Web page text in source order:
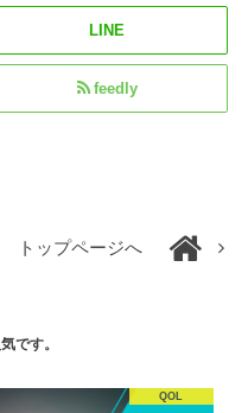
LINE
feedly
トップページへ
です。
QOL